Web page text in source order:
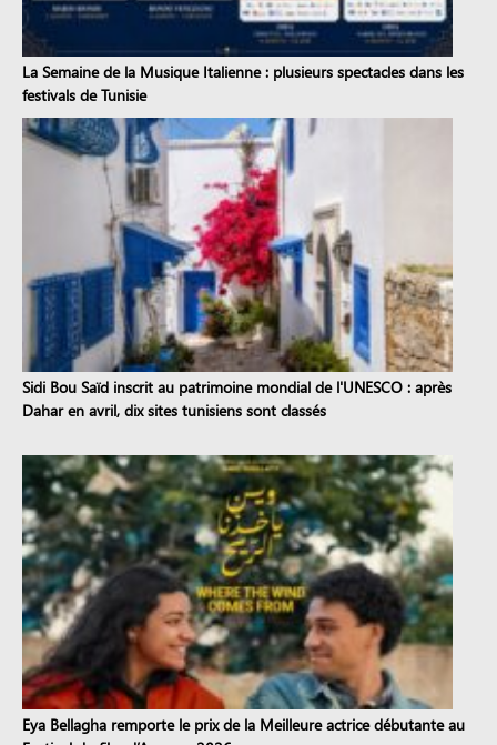
La Semaine de la Musique Italienne : plusieurs spectacles dans les
festivals de Tunisie
Sidi Bou Saïd inscrit au patrimoine mondial de l'UNESCO : après
Dahar en avril, dix sites tunisiens sont classés
Eya Bellagha remporte le prix de la Meilleure actrice débutante au